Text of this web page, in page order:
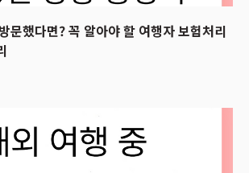
문했다면? 꼭 알아야 할 여행자 보험처리